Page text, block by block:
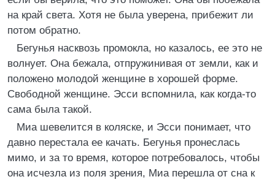
на край света. Хотя не была уверена, прибежит ли
потом обратно.
Бегунья насквозь промокла, но казалось, ее это не
волнует. Она бежала, отпружинивая от земли, как и
положено молодой женщине в хорошей форме.
Свободной женщине. Эсси вспомнила, как когда-то
сама была такой.
Миа шевелится в коляске, и Эсси понимает, что
давно перестала ее качать. Бегунья пронеслась
мимо, и за то время, которое потребовалось, чтобы
она исчезла из поля зрения, Миа перешла от сна к